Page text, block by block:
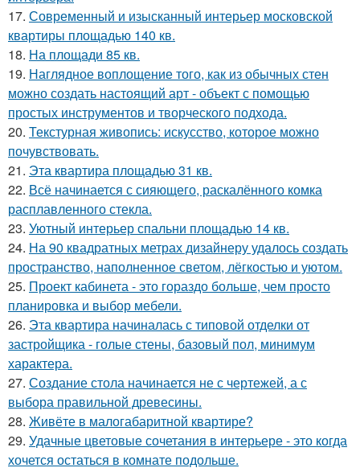
17. Современный и изысканный интерьер московской
квартиры площадью 140 кв.
18. На площади 85 кв.
19. Наглядное воплощение того, как из обычных стен
можно создать настоящий арт - объект с помощью
простых инструментов и творческого подхода.
20. Текстурная живопись: искусство, которое можно
почувствовать.
21. Эта квартира площадью 31 кв.
22. Всё начинается с сияющего, раскалённого комка
расплавленного стекла.
23. Уютный интерьер спальни площадью 14 кв.
24. На 90 квадратных метрах дизайнеру удалось создать
пространство, наполненное светом, лёгкостью и уютом.
25. Проект кабинета - это гораздо больше, чем просто
планировка и выбор мебели.
26. Эта квартира начиналась с типовой отделки от
застройщика - голые стены, базовый пол, минимум
характера.
27. Создание стола начинается не с чертежей, а с
выбора правильной древесины.
28. Живёте в малогабаритной квартире?
29. Удачные цветовые сочетания в интерьере - это когда
хочется остаться в комнате подольше.